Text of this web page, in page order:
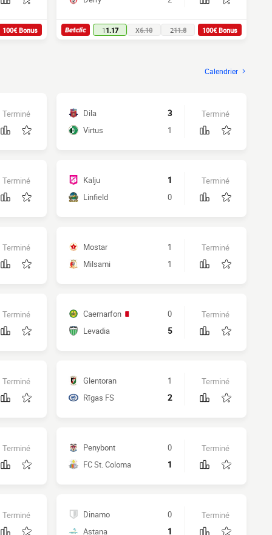
100€ Bonus 1 1.17 X6.10 211.8 100€ Bonus
Calendrier
Terminé Dila
3
Virtus
1
Terminé
Terminé Kalju
1
Linfield
0
Terminé
Terminé Mostar
1
Milsami
1
Terminé
Terminé Caernarfon
0
Levadia
5
Terminé
Terminé Glentoran
1
Rīgas FS
2
Terminé
Terminé Penybont
0
FC St. Coloma
1
Terminé
Terminé Dinamo
0
Astana
1
Terminé